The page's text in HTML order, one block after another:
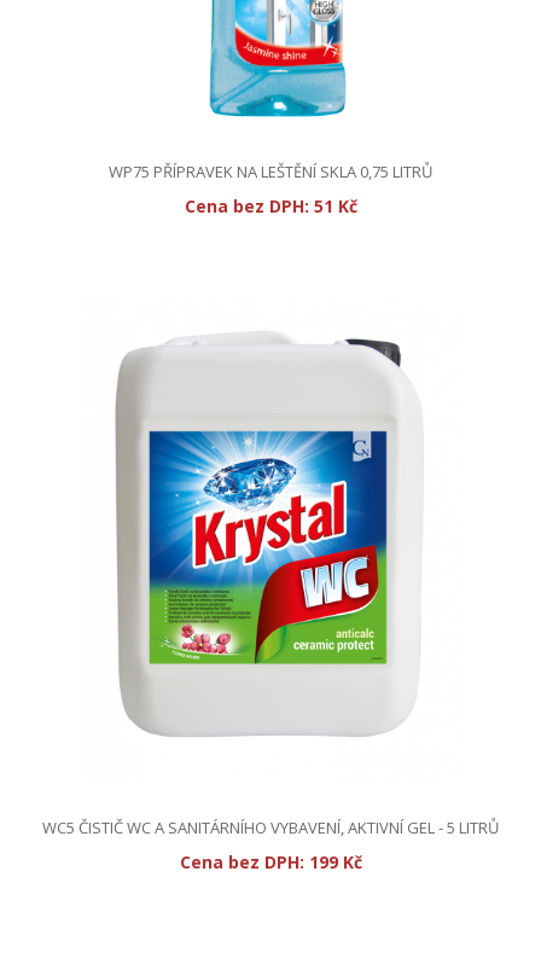
WP75 PŘÍPRAVEK NA LEŠTĚNÍ SKLA 0,75 LITRŮ
Cena bez DPH: 51 Kč
WC5 ČISTIČ WC A SANITÁRNÍHO VYBAVENÍ, AKTIVNÍ GEL - 5 LITRŮ
Cena bez DPH: 199 Kč